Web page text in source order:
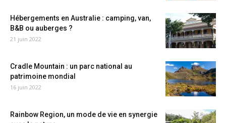
Hébergements en Australie : camping, van,
B&B ou auberges ?
21 juin 2022
Cradle Mountain : un parc national au
patrimoine mondial
16 juin 2022
Rainbow Region, un mode de vie en synergie